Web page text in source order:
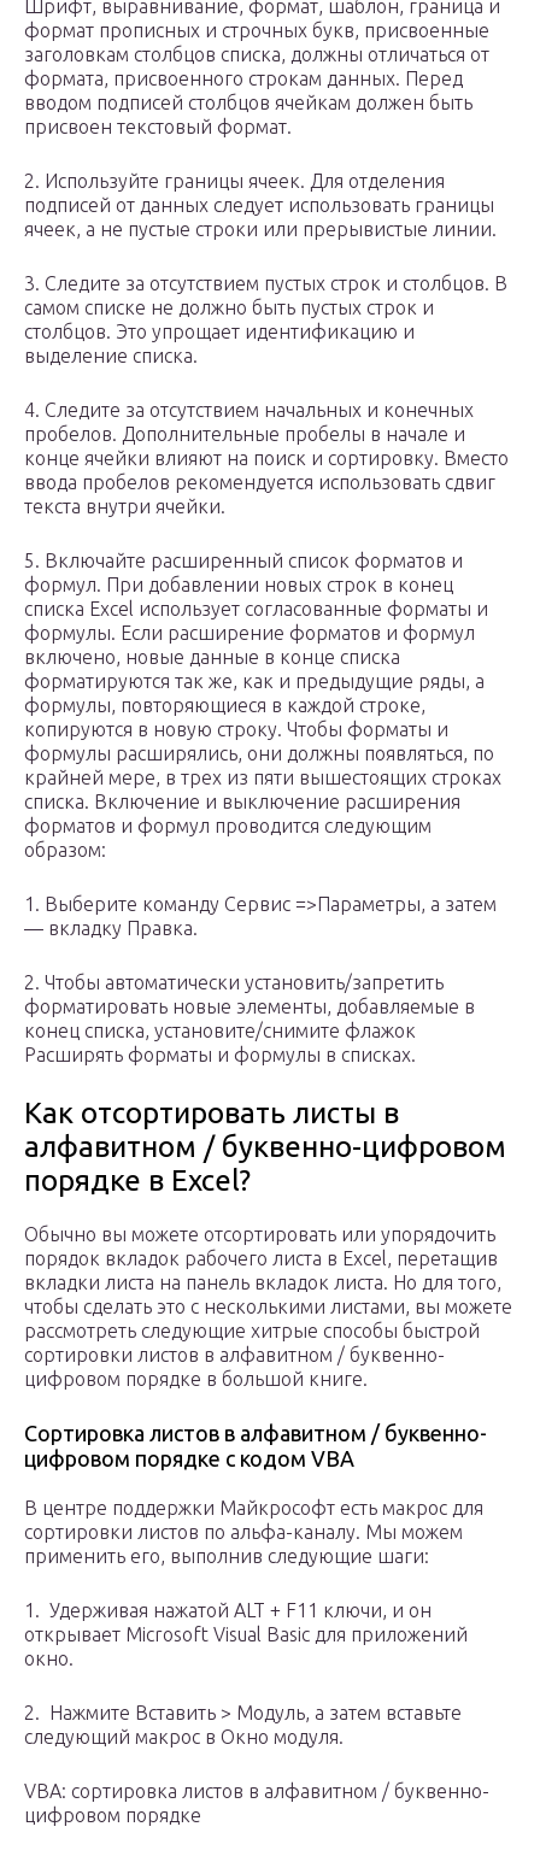
Шрифт, выравнивание, формат, шаблон, граница и
формат прописных и строчных букв, присвоенные
заголовкам столбцов списка, должны отличаться от
формата, присвоенного строкам данных. Перед
вводом подписей столбцов ячейкам должен быть
присвоен текстовый формат.
2. Используйте границы ячеек. Для отделения
подписей от данных следует использовать границы
ячеек, а не пустые строки или прерывистые линии.
3. Следите за отсутствием пустых строк и столбцов. В
самом списке не должно быть пустых строк и
столбцов. Это упрощает идентификацию и
выделение списка.
4. Следите за отсутствием начальных и конечных
пробелов. Дополнительные пробелы в начале и
конце ячейки влияют на поиск и сортировку. Вместо
ввода пробелов рекомендуется использовать сдвиг
текста внутри ячейки.
5. Включайте расширенный список форматов и
формул. При добавлении новых строк в конец
списка Excel использует согласованные форматы и
формулы. Если расширение форматов и формул
включено, новые данные в конце списка
форматируются так же, как и предыдущие ряды, а
формулы, повторяющиеся в каждой строке,
копируются в новую строку. Чтобы форматы и
формулы расширялись, они должны появляться, по
крайней мере, в трех из пяти вышестоящих строках
списка. Включение и выключение расширения
форматов и формул проводится следующим
образом:
1. Выберите команду Сервис =>Параметры, а затем
— вкладку Правка.
2. Чтобы автоматически установить/запретить
форматировать новые элементы, добавляемые в
конец списка, установите/снимите флажок
Расширять форматы и формулы в списках.
Как отсортировать листы в
алфавитном / буквенно-цифровом
порядке в Excel?
Обычно вы можете отсортировать или упорядочить
порядок вкладок рабочего листа в Excel, перетащив
вкладки листа на панель вкладок листа. Но для того,
чтобы сделать это с несколькими листами, вы можете
рассмотреть следующие хитрые способы быстрой
сортировки листов в алфавитном / буквенно-
цифровом порядке в большой книге.
Сортировка листов в алфавитном / буквенно-
цифровом порядке с кодом VBA
В центре поддержки Майкрософт есть макрос для
сортировки листов по альфа-каналу. Мы можем
применить его, выполнив следующие шаги:
1. Удерживая нажатой ALT + F11 ключи, и он
открывает Microsoft Visual Basic для приложений
окно.
2. Нажмите Вставить > Модуль, а затем вставьте
следующий макрос в Окно модуля.
VBA: сортировка листов в алфавитном / буквенно-
цифровом порядке